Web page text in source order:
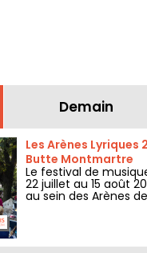
Demain
Les Arènes
Butte Montmartre
Le festival de
22 juillet au 15 août
au sein des Arènes